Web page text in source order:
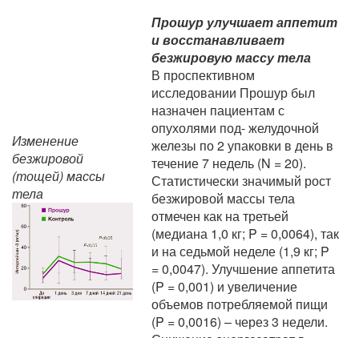
Изменение
безжировой
(тощей) массы
тела
Прошур улучшает аппетит
и восстанавливает
безжировую массу тела
В проспективном
исследовании Прошур был
назначен пациентам с
опухолями под- желудочной
железы по 2 упаковки в день в
течение 7 недель (N = 20).
Статистически значимый рост
безжировой массы тела
отмечен как на третьей
(медиана 1,0 кг; P = 0,0064), так
и на седьмой неделе (1,9 кг; P
= 0,0047). Улучшение аппетита
(P = 0,001) и увеличение
объемов потребляемой пищи
(P = 0,0016) – через 3 недели.